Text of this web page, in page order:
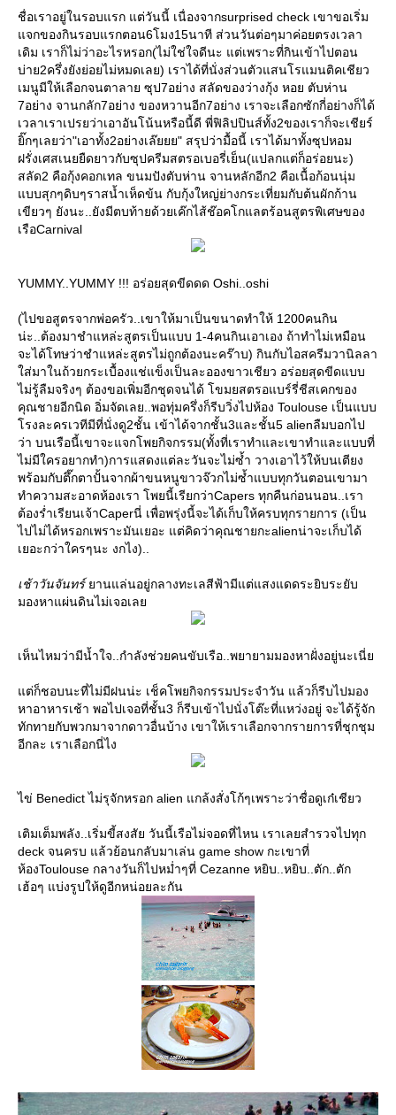
ชื่อเราอยู่ในรอบแรก แต่วันนี้ เนื่องจากsurprised check เขาขอเริ่ม
จกของกินรอบแรกตอน6โมง15นาที ส่วนวันต่อๆมาค่อยตรงเวลา
เดิม เราก็ไม่ว่าอะไรหรอก(ไม่ใช่ใจดีนะ แต่เพราะที่กินเข้าไปตอน
บ่าย2ครึ่งยังย่อยไม่หมดเลย) เราได้ที่นั่งส่วนตัวแสนโรแมนติคเชียว
เมนูมีให้เลือกจนตาลาย ซุป7อย่าง สลัดของว่างกุ้ง หอย ตับห่าน
7อย่าง จานกลัก7อย่าง ของหวานอีก7อย่าง เราจะเลือกซักกี่อย่างก็ได้
เวลาเราเปรยว่าเอาอันโน้นหรือนี้ดี พี่ฟิลิปปินส์ทั้ง2ของเราก็จะเชียร์
ิ๊กๆเลยว่า"เอาทั้ง2อย่างเล๊ยยย" สรุปว่ามื้อนี้ เราได้มาทั้งซุปหอม
ฝรั่งเศสเนยยืดยาวกับซุปครีมสตรอเบอรี่เย็น(แปลกแต่ก็อร่อยนะ)
สลัด2 คือกุ้งคอกเทล ขนมปังตับห่าน จานหลักอีก2 คือเนื้อก้อนนุ่ม
บบสุกๆดิบๆราสน้ำเห็ดข้น กับกุ้งใหญ่ย่างกระเที่ยมกับต้นผักก้าน
เขียวๆ ยังนะ..ยังมีตบท้ายด้วยเค๊กไส้ช๊อคโกแลตร้อนสูตรพิเศษของ
เรือCarnival
YUMMY..YUMMY !!! อร่อยสุดขีดดด Oshi..oshi
(ไปขอสูตรจากพ่อครัว..เขาให้มาเป็นขนาดทำให้ 1200คนกิน
น่ะ..ต้องมาชำแหล่ะสูตรเป็นแบบ 1-4คนกินเอาเอง ถ้าทำไม่เหมือน
จะได้โทษว่าชำแหล่ะสูตรไม่ถูกต้องนะคร๊าบ) กินกับไอสครีมวานิลลา
ส่มาในถ้วยกระเบื้องแช่แข็งเป็นละอองขาวเชียว อร่อยสุดขีดแบบ
ไม่รู้ลืมจริงๆ ต้องขอเพิ่มอีกชุดจนได้ โขมยสตรอแบร์รี่ชีสเคกของ
คุณชายอีกนิด อิ่มจัดเลย..พอทุ่มครึ่งก็รีบวิ่งไปห้อง Toulouse เป็นแบบ
รงละครเวทีมีที่นั่งดู2ชั้น เข้าได้จากชั้น3และชั้น5 alienลืมบอกไป
ว่า บนเรือนี้เขาจะแจกโพยกิจกรรม(ทั้งที่เราทำและเขาทำและแบบที่
ไม่มีใครอยากทำ)การแสดงแต่ละวันจะไม่ซ้ำ วางเอาไว้ให้บนเตียง
พร้อมกับตึ๊กตาปั้นจากผ้าขนหนูขาวจ๊วกไม่ซ้ำแบบทุกวันตอนเขามา
ทำความสะอาดห้องเรา โพยนี้เรียกว่าCapers ทุกคืนก่อนนอน..เรา
ต้องร่ำเรียนเจ้าCaperนี่ เพื่อพรุ่งนี้จะได้เก็บให้ครบทุกรายการ (เป็น
ไปไม่ได้หรอกเพราะมันเยอะ แต่คิดว่าคุณชายกะalienน่าจะเก็บได้
เยอะกว่าใครๆนะ งกไง)..
เช้าวันจันทร์ านแล่นอยู่กลางทะเลสีฟ้ามีแต่แสงแดดระยิบระยับ
มองหาแผ่นดินไม่เจอเล
เห็นไหมว่ามีน้ำใจ..กำลังช่วยคนขับเรือ..พยายามมองหาฝั่งอยู่นะเนี่
ต่ก็ชอบนะที่ไม่มีฝนน่ะ เช็คโพยกิจกรรมประจำวัน แล้วก็รีบไปมอง
หาอาหารเช้า พอไปเจอที่ชั้น3 ก็รีบเข้าไปนั่งโต๊ะที่แหว่งอยู่ จะได้รู้จัก
ทักทายกับพวกมาจากดาวอื่นบ้าง เขาให้เราเลือกจากรายการที่ชุกชุม
อีกละ เราเลือกนี่ไง
ไข่ Benedict ไม่รุจักหรอก alien แกล้งสั่งโก้ๆเพราะว่าชื่อดูเก๋เชียว
เติมเต็มพลัง..เริ่มขี้สงสัย วันนี้เรือไม่จอดที่ไหน เราเลยสำรวจไปทุก
deck จนครบ แล้วย้อนกลับมาเล่น game show กะเขาที่
ห้องToulouse กลางวันก็ไปหม่ำๆที่ Cezanne หยิบ..หยิบ..ตัก..ตัก
เฮ้อๆ แบ่งรูปให้ดูอีกหน่อยละกัน